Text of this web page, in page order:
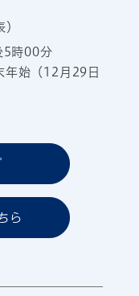
5時00分
年始（12月29日
ら